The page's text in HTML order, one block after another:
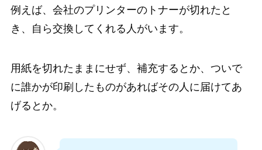
例えば、会社のプリンターのトナーが切れたと
き、自ら交換してくれる人がいます。
用紙を切れたままにせず、補充するとか、ついで
に誰かが印刷したものがあればその人に届けてあ
げるとか。